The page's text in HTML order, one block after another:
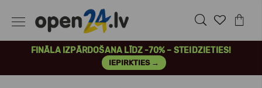
FINĀLA IZPĀRDOŠANA LĪDZ -70% – STEIDZIETIES!
IEPIRKTIES →